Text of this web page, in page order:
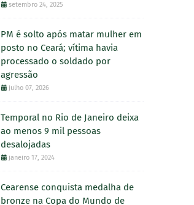
setembro 24, 2025
PM é solto após matar mulher em
posto no Ceará; vítima havia
processado o soldado por
agressão
julho 07, 2026
Temporal no Rio de Janeiro deixa
ao menos 9 mil pessoas
desalojadas
janeiro 17, 2024
Cearense conquista medalha de
bronze na Copa do Mundo de